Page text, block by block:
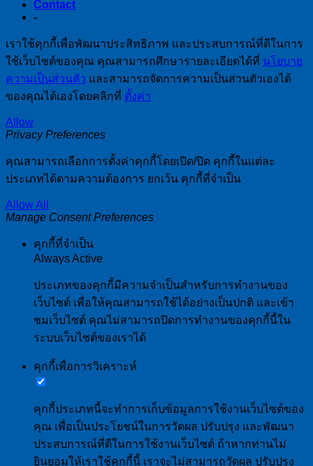
Contact
-
เราใช้คุกกี้เพื่อพัฒนาประสิทธิภาพ และประสบการณ์ที่ดีในการ
ใช้เว็บไซต์ของคุณ คุณสามารถศึกษารายละเอียดได้ที่ นโยบาย
ความเป็นส่วนตัว และสามารถจัดการความเป็นส่วนตัวเองได้
ของคุณได้เองโดยคลิกที่ ตั้งค่า
Allow
Privacy Preferences
คุณสามารถเลือกการตั้งค่าคุกกี้โดยเปิด/ปิด คุกกี้ในแต่ละ
ประเภทได้ตามความต้องการ ยกเว้น คุกกี้ที่จำเป็น
Allow All
Manage Consent Preferences
คุกกี้ที่จำเป็น
Always Active
ประเภทของคุกกี้มีความจำเป็นสำหรับการทำงานของ
เว็บไซต์ เพื่อให้คุณสามารถใช้ได้อย่างเป็นปกติ และเข้า
ชมเว็บไซต์ คุณไม่สามารถปิดการทำงานของคุกกี้นี้ใน
ระบบเว็บไซต์ของเราได้
คุกกี้เพื่อการวิเคราะห์
คุกกี้ประเภทนี้จะทำการเก็บข้อมูลการใช้งานเว็บไซต์ของ
คุณ เพื่อเป็นประโยชน์ในการวัดผล ปรับปรุง และพัฒนา
ประสบการณ์ที่ดีในการใช้งานเว็บไซต์ ถ้าหากท่านไม่
ยินยอมให้เราใช้คุกกี้นี้ เราจะไม่สามารถวัดผล ปรับปรุง